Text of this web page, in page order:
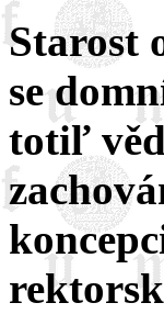
Starost
se
totiľ